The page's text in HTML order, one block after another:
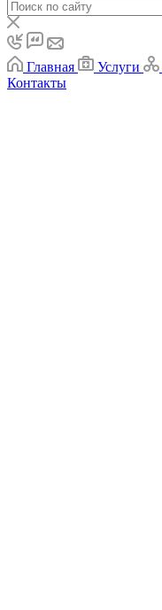
Главная Услуги
Контакты